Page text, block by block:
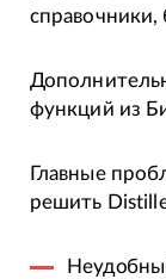
справочники,
функций из
Главные
решить